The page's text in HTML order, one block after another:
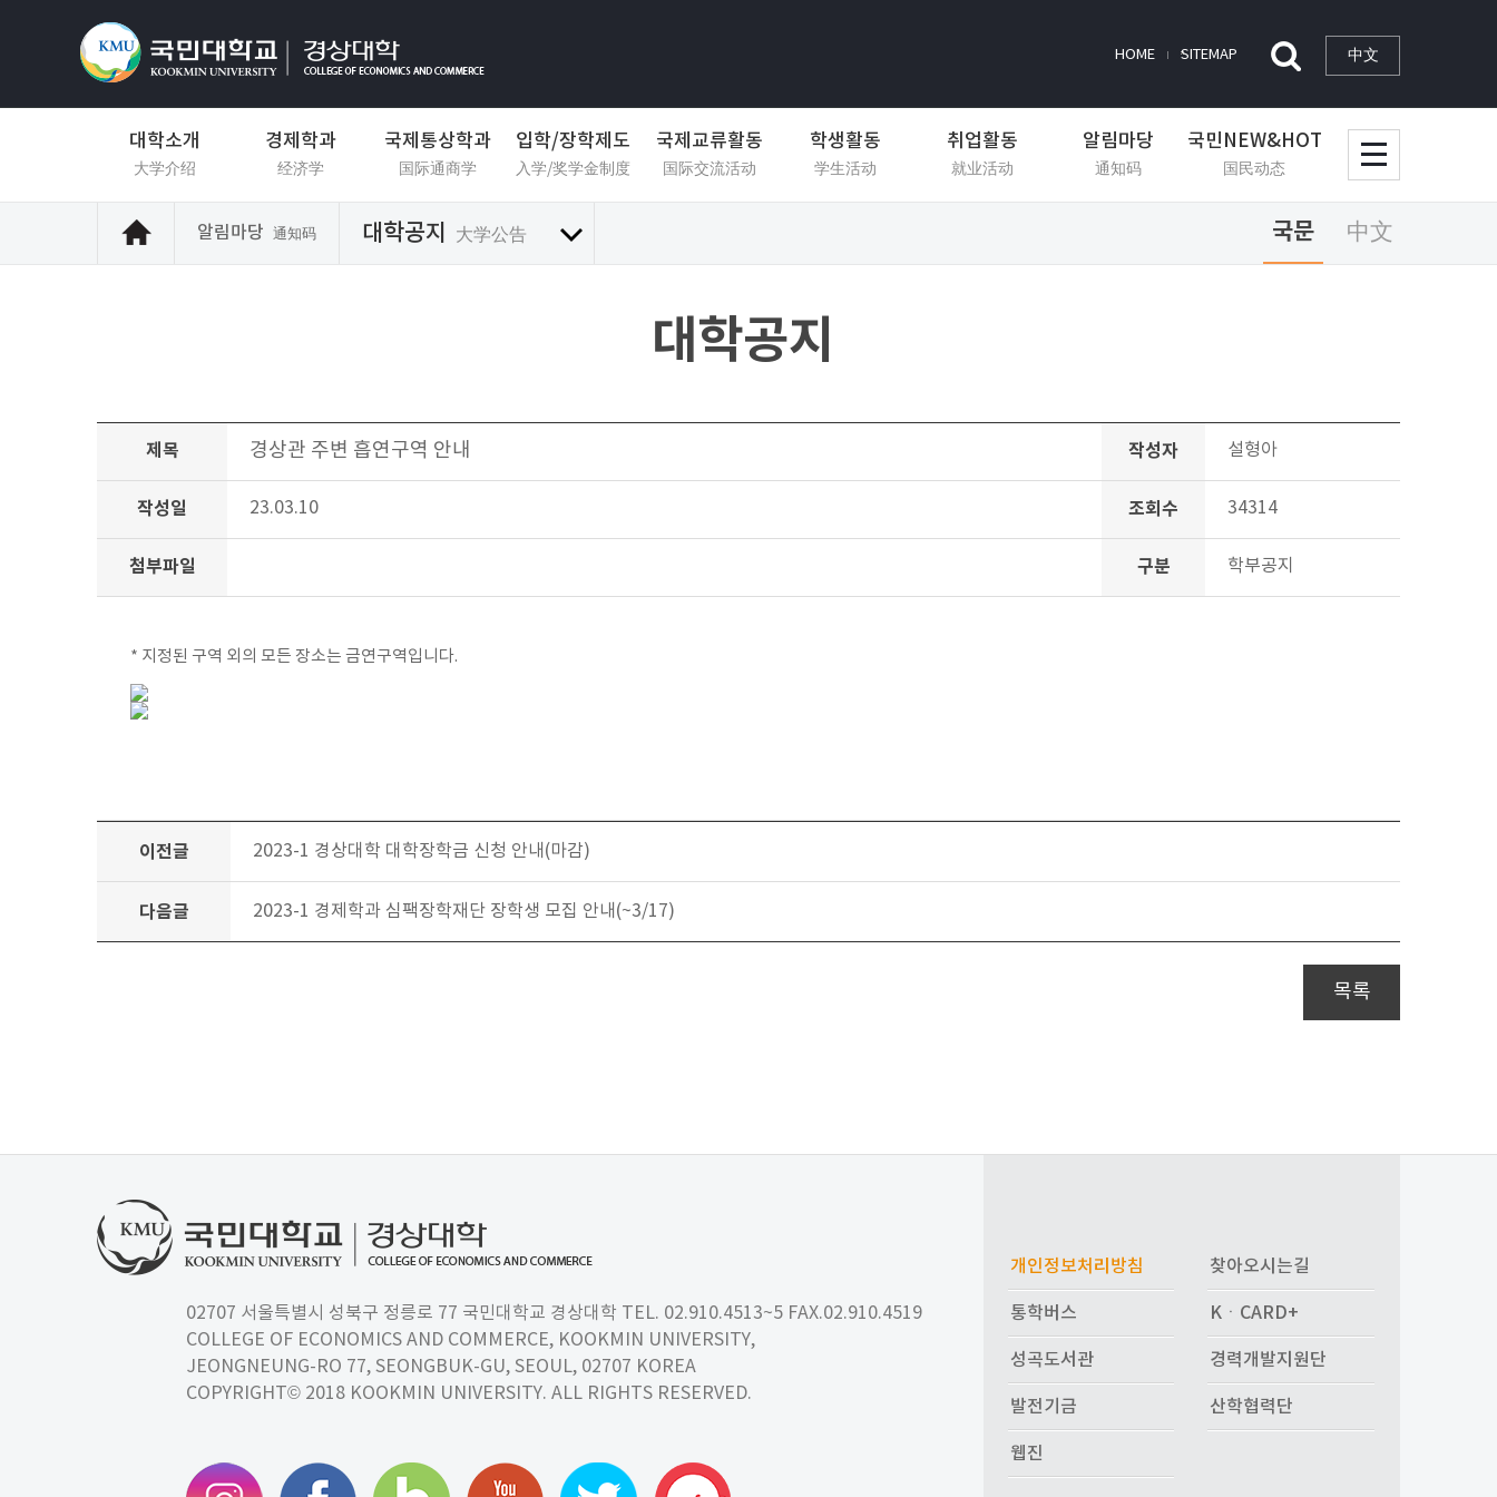
HOME SITEMAP 中文
대학소개
大学介绍
경제학과
经济学
국제통상학과
国际通商学
입학/장학제도
入学/奖学金制度
국제교류활동
国际交流活动
학생활동
学生活动
취업활동
就业活动
알림마당
通知码
국민NEW&HOT
国民动态
알림마당 通知码 대학공지 大学公告 국문 中文
대학공지
제목 경상관 주변 흡연구역 안내 작성자 설형아
작성일 23.03.10 조회수 34314
첨부파일 구분 학부공지
* 지정된 구역 외의 모든 장소는 금연구역입니다.
이전글 2023-1 경상대학 대학장학금 신청 안내(마감)
다음글 2023-1 경제학과 심팩장학재단 장학생 모집 안내(~3/17)
목록
02707 서울특별시 성북구 정릉로 77 국민대학교 경상대학 TEL. 02.910.4513~5 FAX.02.910.4519
COLLEGE OF ECONOMICS AND COMMERCE, KOOKMIN UNIVERSITY,
JEONGNEUNG-RO 77, SEONGBUK-GU, SEOUL, 02707 KOREA
COPYRIGHT© 2018 KOOKMIN UNIVERSITY. ALL RIGHTS RESERVED.
개인정보처리방침 찾아오시는길
통학버스 KㆍCARD+
성곡도서관 경력개발지원단
발전기금 산학협력단
웹진